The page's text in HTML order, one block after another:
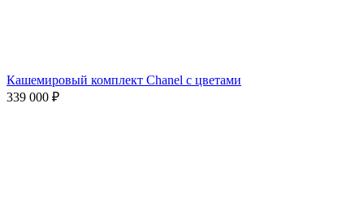
Кашемировый комплект Chanel с цветами
339 000 ₽